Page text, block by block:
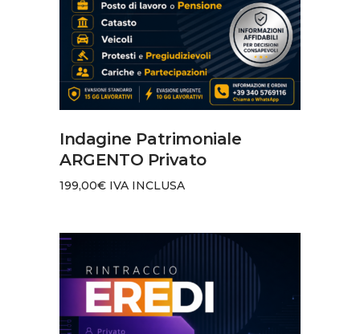
AGGIUNGI AL CARRELLO
Indagine Patrimoniale
ARGENTO Privato
199,00€ IVA INCLUSA